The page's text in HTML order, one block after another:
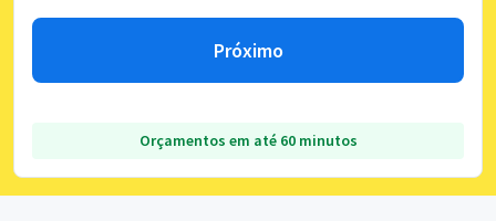
Próximo
Orçamentos em até 60 minutos